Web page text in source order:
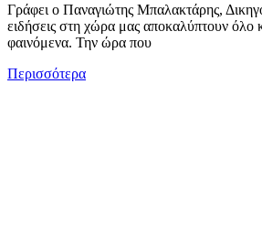
Γράφει ο Παναγιώτης Μπαλακτάρης,
ειδήσεις στη χώρα μας αποκαλύπτουν όλο
φαινόμενα. Την ώρα που
Περισσότερα